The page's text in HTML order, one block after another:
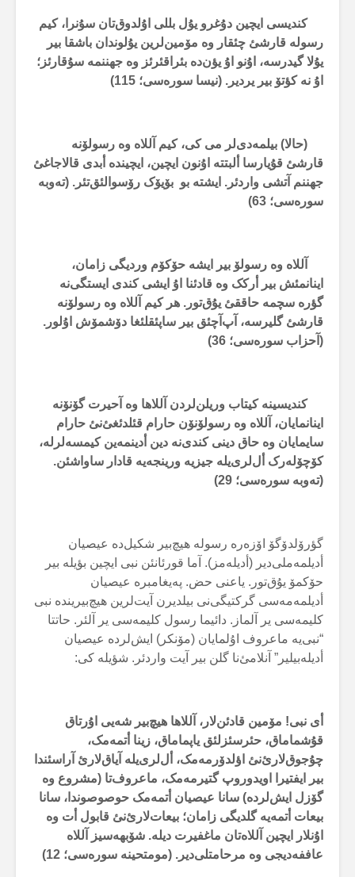
کندیسی ایچین دۇغرو یۇل بللی اۇلدوق‌تان سۇنرا، کیم
رسولە قارشئ چئقار وە مۆمین‌لرین یۇلوندان باشقا بیر
یۇلا گیدرسە، اۇنو اۇ یؤن‌دە بئراقئرئز وە جهننمە سۇقارئز؛
اۇ نە کؤتۆ بیر یردیر. (نیسا سورەسی؛ 115
)
(حالا) بیلمەدی‌لر می کی، کیم آللاە وە رسولۆنە
قارشئ قۇیارسا ألبتتە اۇنون ایچین، ایچیندە أبدی قالاجاغئ
جهننم آتشی واردئر. ایشتە بو بۆیۆک رۆسوالئق‌تئر. (تەوبە
سورەسی؛ 63
)
آللاە وە رسولۆ بیر ایشە حۆکۆم وردیگی زامان،
اینانمئش بیر أرکک وە قادئنا اۇ ایشی کندی ایستگی‌نە
گؤرە سچمە حاققئ یۇق‌تور. هر کیم آللاە وە رسولۆنە
قارشئ گلیرسە، آپ‌آچئق بیر ساپئقلئغا دۆشمۆش اۇلور.
(آحزاب سورەسی؛ 36
)
کندیسینە کیتاب وریلن‌لردن آللاها وە آحیرت گۆنۆنە
اینانمایان، آللاە وە رسولۆنۆن حارام قئلدئغئ‌نئ حارام
سایمایان وە حاق دینی کندی‌نە دین أدینمەین کیمسەلرلە،
کۆچۆلەرک أل‌لری‌یلە جیزیە ورینجەیە قادار ساواشئن.
(تەوبە سورەسی؛ 29
)
گؤرۆلدۆگۆ اۆزەرە رسولە هیچ‌بیر شکیل‌دە عیصیان
أدیلمەملی‌دیر (أدیلەمز). آما قورئانئن نبی ایچین بؤیلە بیر
حۆکمۆ یۇق‌تور. یاعنی حض. پەیغامبرە عیصیان
أدیلمەمەسی گرکتیگی‌نی بیلدیرن آیت‌لرین هیچ‌بیریندە نبی
کلیمەسی یر آلماز. دائیما رسول کلیمەسی یر آلئر. حاتتا
“نبی‌یە ماعروف اۇلمایان (مۆنکر) ایش‌لردە عیصیان
أدیلەبیلیر” آنلامئ‌نا گلن بیر آیت واردئر. شؤیلە کی:
أی نبی! مۆمین قادئن‌لار، آللاها هیچ‌بیر شەیی اۇرتاق
قۇشماماق، حئرسئزلئق یاپماماق، زینا أتمەمک،
چۇجوق‌لارئ‌نئ اؤلدۆرمەمک، أل‌لری‌یلە آیاق‌لارئ آراسئندا
بیر ایفتیرا اویدوروپ گتیرمەمک، ماعروف‌تا (مشروع وە
گۆزل ایش‌لردە) سانا عیصیان أتمەمک حوصوصوندا، سانا
بیعات أتمەیە گلدیگی زامان؛ بیعات‌لارئ‌نئ قابول أت وە
اۇنلار ایچین آللاەتان ماغفیرت دیلە. شۆبهەسیز آللاە
عاففەدیجی وە مرحامتلی‌دیر. (مومتحینە سورەسی؛ 12
)